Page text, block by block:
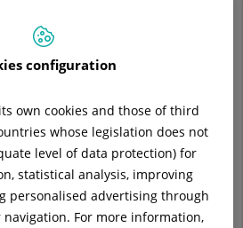
Ext: 4319 y 4555
General
-
Equipo Médico Tècniques
configuration
own cookies and those of third
whose legislation does not
level of data protection) for
statistical analysis, improving
personalised advertising through
For more information,